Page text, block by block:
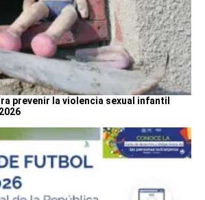
prevenir la violencia sexual infantil